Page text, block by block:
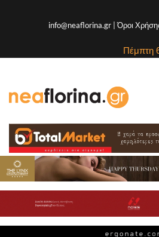
info@neaflorina.gr |Όροι
Πέμπτη